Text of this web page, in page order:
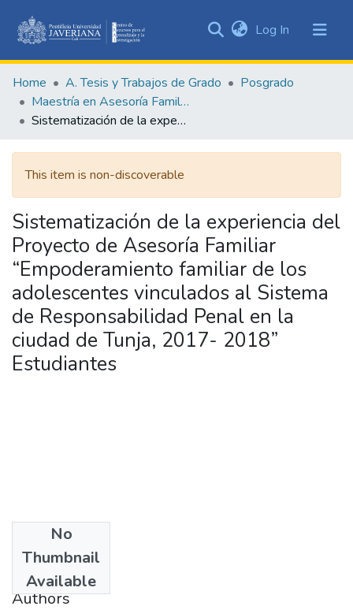
&
Collections
All of DSpace
Statistics
Log In (current)
Home A. Tesis y Trabajos de Grado
Posgrado
Maestría en Asesoría Familiar
Sistematización de la experiencia del Proyecto de Asesoría Familiar “Empoderamiento familiar de los adolescentes vinculados al Sistema de Responsabilidad Penal en la ciudad de Tunja, 2017- 2018” Estudiantes
This item is non-discoverable
Sistematización de la experiencia del
Proyecto de Asesoría Familiar
“Empoderamiento familiar de los
adolescentes vinculados al Sistema
de Responsabilidad Penal en la
ciudad de Tunja, 2017- 2018”
Estudiantes
No
Thumbnail
Available
2018
Authors